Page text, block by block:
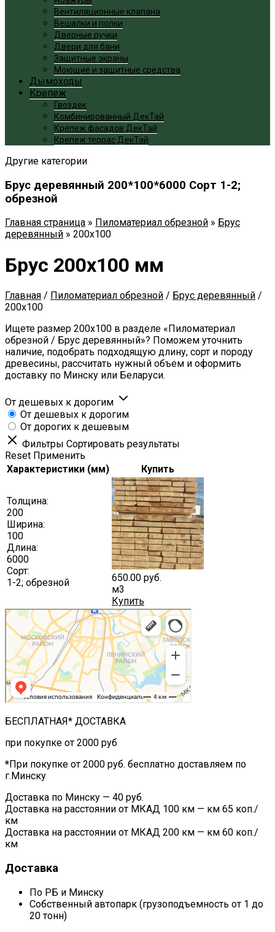
Вентиляционные клапана
Вешалки и полки
Дверные ручки
Двери для бани
Защитные экраны
Моющие и защитные средства
Дымоходы
Крепеж
Гвоздек
Комбинированный ДекТай
Крепеж фасадов ДекТай
Крепеж террас ДекТай
Другие категории
Брус деревянный 200*100*6000 Сорт 1-2;
обрезной
Главная страница » Пиломатериал обрезной » Брус
деревянный » 200x100
Брус 200x100 мм
Главная / Пиломатериал обрезной / Брус деревянный /
200x100
Ищете размер 200x100 в разделе «Пиломатериал
обрезной / Брус деревянный»? Поможем уточнить
наличие, подобрать подходящую длину, сорт и породу
древесины, рассчитать нужный объем и оформить
доставку по Минску или Беларуси.
От дешевых к дорогим
От дешевых к дорогим
От дорогих к дешевым
Фильтры Сортировать результаты
Reset Применить
Характеристики (мм)
Купить
Толщина:
200
Ширина:
100
Длина:
6000
Сорт:
1-2; обрезной
650.00 руб.
м3
Купить
БЕСПЛАТНАЯ* ДОСТАВКА
при покупке от 2000 руб
*При покупке от 2000 руб. бесплатно доставляем по
г.Минску
Доставка по Минску — 40 руб.
Доставка на расстоянии от МКАД 100 км — км 65 коп./
км
Доставка на расстоянии от МКАД 200 км — км 60 коп./
км
Доставка
По РБ и Минску
Собственный автопарк (грузоподъемность от 1 до
20 тонн)